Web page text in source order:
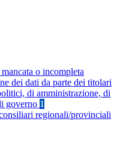
o incompleta
dei dati da parte dei titolari
di amministrazione, di
governo 1
regionali/provinciali